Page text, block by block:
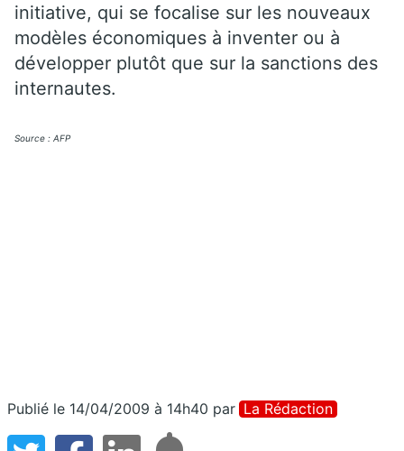
initiative, qui se focalise sur les nouveaux
modèles économiques à inventer ou à
développer plutôt que sur la sanctions des
internautes.
Source : AFP
Publié le 14/04/2009 à 14h40 par La Rédaction